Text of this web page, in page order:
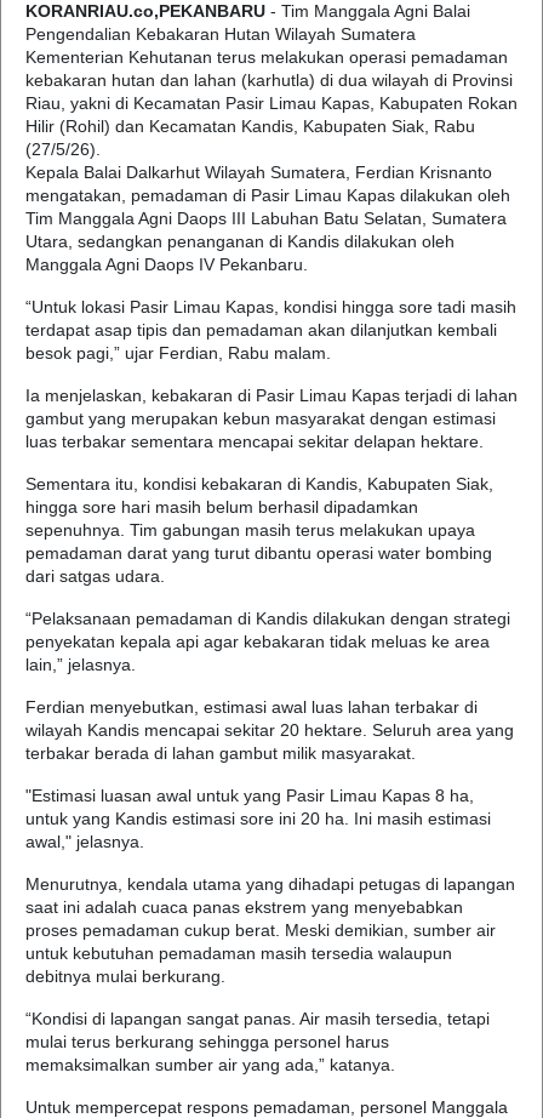
KORANRIAU.co,PEKANBARU - Tim Manggala Agni Balai
Pengendalian Kebakaran Hutan Wilayah Sumatera
Kementerian Kehutanan terus melakukan operasi pemadaman
kebakaran hutan dan lahan (karhutla) di dua wilayah di Provinsi
Riau, yakni di Kecamatan Pasir Limau Kapas, Kabupaten Rokan
Hilir (Rohil) dan Kecamatan Kandis, Kabupaten Siak, Rabu
(27/5/26).
Kepala Balai Dalkarhut Wilayah Sumatera, Ferdian Krisnanto
mengatakan, pemadaman di Pasir Limau Kapas dilakukan oleh
Tim Manggala Agni Daops III Labuhan Batu Selatan, Sumatera
Utara, sedangkan penanganan di Kandis dilakukan oleh
Manggala Agni Daops IV Pekanbaru.
“Untuk lokasi Pasir Limau Kapas, kondisi hingga sore tadi masih
terdapat asap tipis dan pemadaman akan dilanjutkan kembali
besok pagi,” ujar Ferdian, Rabu malam.
Ia menjelaskan, kebakaran di Pasir Limau Kapas terjadi di lahan
gambut yang merupakan kebun masyarakat dengan estimasi
luas terbakar sementara mencapai sekitar delapan hektare.
Sementara itu, kondisi kebakaran di Kandis, Kabupaten Siak,
hingga sore hari masih belum berhasil dipadamkan
sepenuhnya. Tim gabungan masih terus melakukan upaya
pemadaman darat yang turut dibantu operasi water bombing
dari satgas udara.
“Pelaksanaan pemadaman di Kandis dilakukan dengan strategi
penyekatan kepala api agar kebakaran tidak meluas ke area
lain,” jelasnya.
Ferdian menyebutkan, estimasi awal luas lahan terbakar di
wilayah Kandis mencapai sekitar 20 hektare. Seluruh area yang
terbakar berada di lahan gambut milik masyarakat.
"Estimasi luasan awal untuk yang Pasir Limau Kapas 8 ha,
untuk yang Kandis estimasi sore ini 20 ha. Ini masih estimasi
awal," jelasnya.
Menurutnya, kendala utama yang dihadapi petugas di lapangan
saat ini adalah cuaca panas ekstrem yang menyebabkan
proses pemadaman cukup berat. Meski demikian, sumber air
untuk kebutuhan pemadaman masih tersedia walaupun
debitnya mulai berkurang.
“Kondisi di lapangan sangat panas. Air masih tersedia, tetapi
mulai terus berkurang sehingga personel harus
memaksimalkan sumber air yang ada,” katanya.
Untuk mempercepat respons pemadaman, personel Manggala